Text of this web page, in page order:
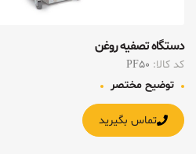
دستگاه تصفیه روغن
کد کالا: PF50
توضیح مختصر
تماس بگیرید